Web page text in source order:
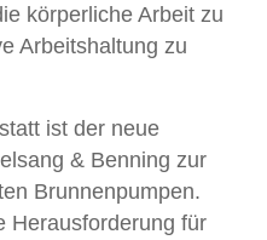
körperliche Arbeit zu
Arbeitshaltung zu
ist der neue
& Benning zur
Brunnenpumpen.
Herausforderung für